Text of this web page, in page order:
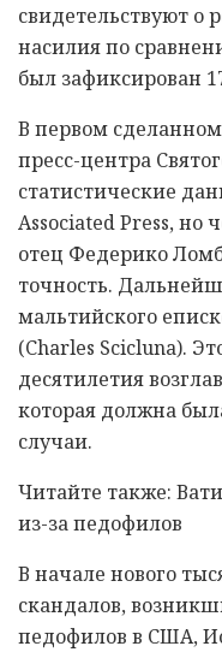
свидетельствуют о
насилия по
был зафиксирован
В первом
пресс-центра
статистические
Associated Press, но
отец Федерико
точность.
мальтийского
(Charles Scicluna).
десятилетия
которая должна
случаи.
Читайте также:
из-за педофилов
В начале нового
скандалов,
педофилов в США,